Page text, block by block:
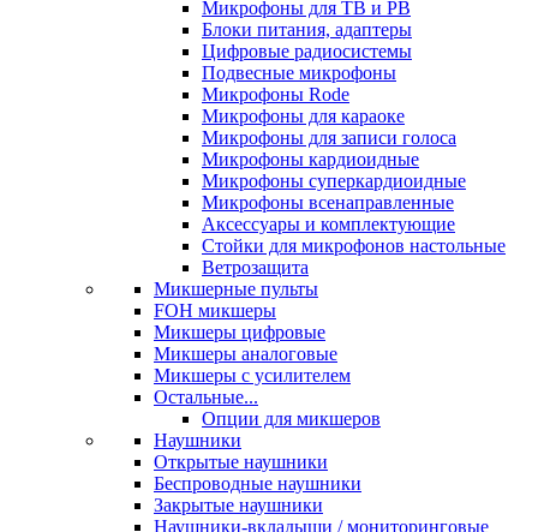
Микрофоны для ТВ и РВ
Блоки питания, адаптеры
Цифровые радиосистемы
Подвесные микрофоны
Микрофоны Rode
Микрофоны для караоке
Микрофоны для записи голоса
Микрофоны кардиоидные
Микрофоны суперкардиоидные
Микрофоны всенаправленные
Аксессуары и комплектующие
Стойки для микрофонов настольные
Ветрозащита
Микшерные пульты
FOH микшеры
Микшеры цифровые
Микшеры аналоговые
Микшеры с усилителем
Остальные...
Опции для микшеров
Наушники
Открытые наушники
Беспроводные наушники
Закрытые наушники
Наушники-вкладыши / мониторинговые